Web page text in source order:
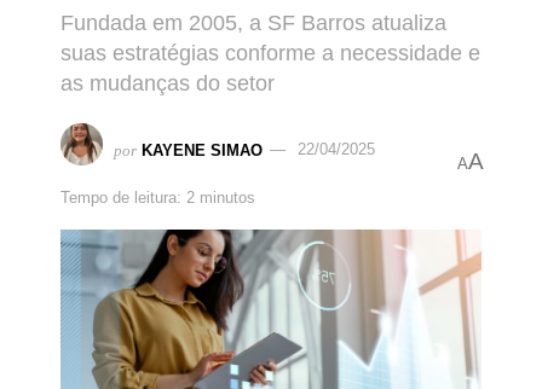
Fundada em 2005, a SF Barros atualiza
suas estratégias conforme a necessidade e
as mudanças do setor
por KAYENE SIMAO 22/04/2025
Tempo de leitura: 2 minutos
AA